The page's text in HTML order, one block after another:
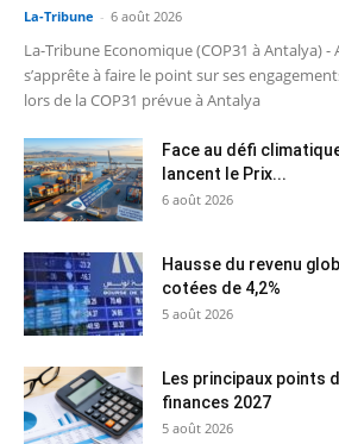
La-Tribune - 6 août 2026
La-Tribune Economique (COP31 à Antalya)
s’apprête à faire le point sur ses
lors de la COP31 prévue à Antalya
Face au défi
lancent le Prix...
6 août 2026
Hausse du revenu
cotées de 4,2%
5 août 2026
Les principaux points
finances 2027
5 août 2026